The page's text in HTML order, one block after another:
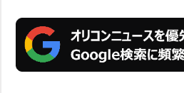
視界には女性しか映ってい
すから、たまに撮った映像
ゾッとするんです(笑)。『